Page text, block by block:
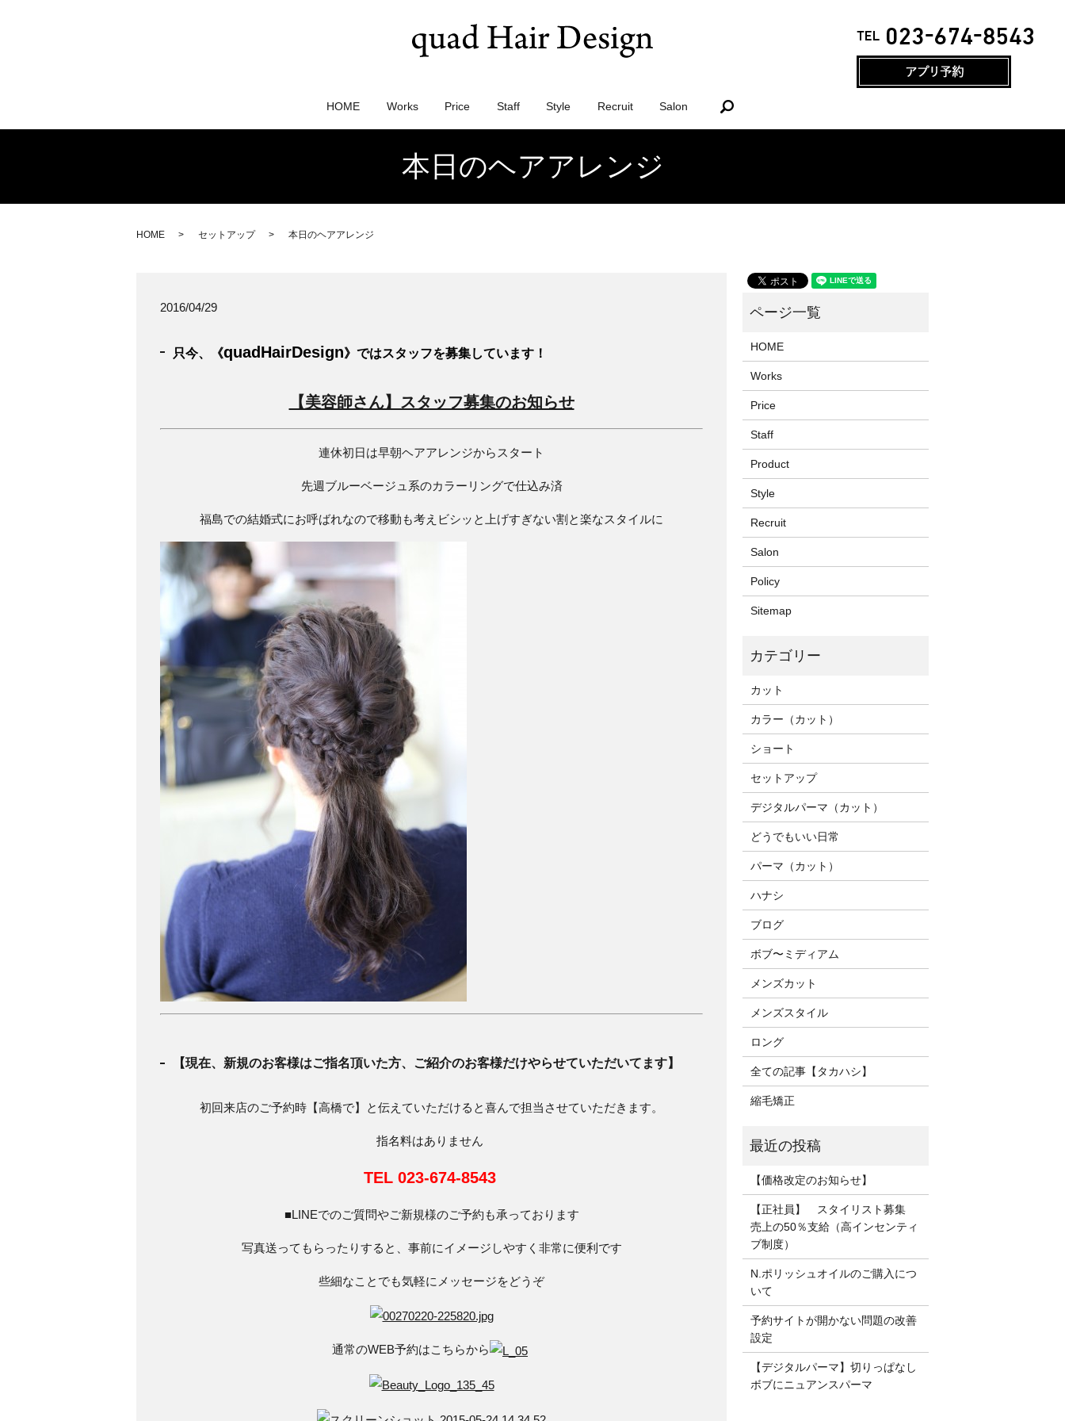
HOME Works Price Staff Style Recruit Salon
本日のヘアアレンジ
HOME セットアップ 本日のヘアアレンジ
2016/04/29
只今、《quadHairDesign》ではスタッフを募集しています！
【美容師さん】スタッフ募集のお知らせ
連休初日は早朝ヘアアレンジからスタート
先週ブルーベージュ系のカラーリングで仕込み済
福島での結婚式にお呼ばれなので移動も考えビシッと上げすぎない割と楽なスタイルに
【現在、新規のお客様はご指名頂いた方、ご紹介のお客様だけやらせていただいてます】
初回来店のご予約時【高橋で】と伝えていただけると喜んで担当させていただきます。
指名料はありません
TEL 023-674-8543
■LINEでのご質問やご新規様のご予約も承っております
写真送ってもらったりすると、事前にイメージしやすく非常に便利です
些細なことでも気軽にメッセージをどうぞ
通常のWEB予約はこちらから
HOME
Works
Price
Staff
Product
Style
Recruit
Salon
Policy
Sitemap
カット
カラー（カット）
ショート
セットアップ
デジタルパーマ（カット）
どうでもいい日常
パーマ（カット）
ハナシ
ブログ
ボブ〜ミディアム
メンズカット
メンズスタイル
ロング
全ての記事【タカハシ】
縮毛矯正
【価格改定のお知らせ】
【正社員】 スタイリスト募集
売上の50％支給（高インセンティ
ブ制度）
N.ポリッシュオイルのご購入につ
いて
予約サイトが開かない問題の改善
設定
【デジタルパーマ】切りっぱなし
ボブにニュアンスパーマ